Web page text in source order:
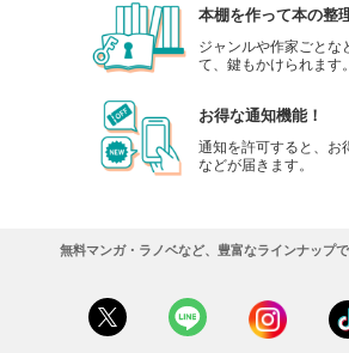
本棚を作って本の整
ジャンルや作家ごとな
て、鍵もかけられます。
お得な通知機能！
通知を許可すると、お
などが届きます。
無料マンガ・ラノベなど、豊富なラインナップ